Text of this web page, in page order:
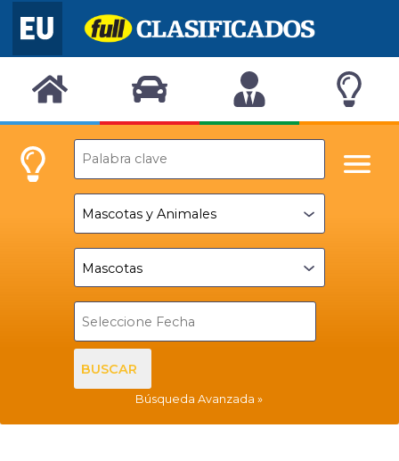
BUSCAR
Búsqueda Avanzada